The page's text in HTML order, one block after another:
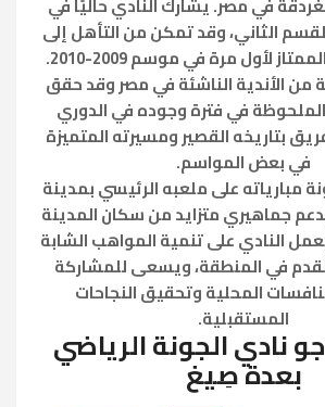
الثاني، وقد تمكن من التأهل إلى
لأول مرة في موسم 2009-2010.
من الأندية الناشئة في مصر وقد حقق
الملحوظة في فترة وجوده في الدوري
بتاريخه القصير ومسيرته المتميزة
في بعض المواسم.
مبارياته على ملعبه الرئيسي بمدينة
جماهيري متزايد من سكان المدينة
النادي على تنمية المواهب الشابة
في المنطقة، ويسعى للمشاركة
المحلية وتحقيق النجاحات
المستقبلية.
نادي الجونة الرياضي
بعدة صِيغ